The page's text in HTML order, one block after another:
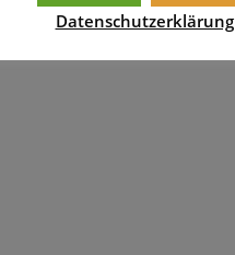
Datenschutzerklärung